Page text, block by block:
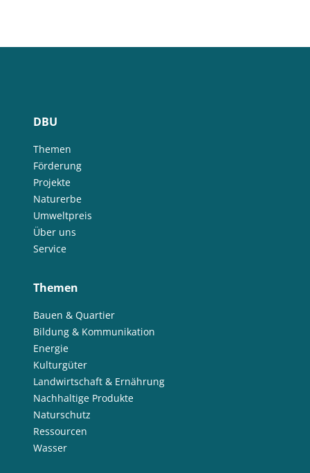
DBU
Themen
Förderung
Projekte
Naturerbe
Umweltpreis
Über uns
Service
Themen
Bauen & Quartier
Bildung & Kommunikation
Energie
Kulturgüter
Landwirtschaft & Ernährung
Nachhaltige Produkte
Naturschutz
Ressourcen
Wasser